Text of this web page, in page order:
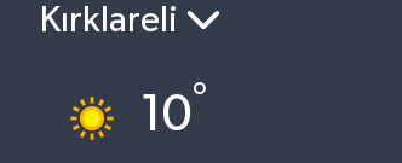
Kırklareli
10°